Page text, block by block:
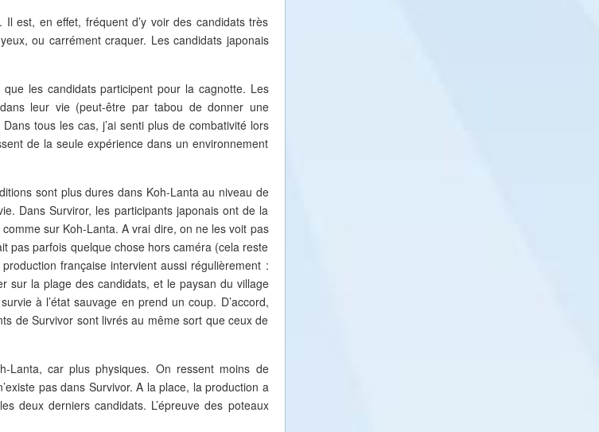
est, en effet, fréquent d’y voir des candidats très
ou carrément craquer. Les candidats japonais
les candidats participent pour la cagnotte. Les
leur vie (peut-être par tabou de donner une
tous les cas, j’ai senti plus de combativité lors
de la seule expérience dans un environnement
sont plus dures dans Koh-Lanta au niveau de
Dans Surviror, les participants japonais ont de la
sur Koh-Lanta. A vrai dire, on ne les voit pas
pas parfois quelque chose hors caméra (cela reste
française intervient aussi régulièrement :
sur la plage des candidats, et le paysan du village
à l’état sauvage en prend un coup. D’accord,
de Survivor sont livrés au même sort que ceux de
Lanta, car plus physiques. On ressent moins de
pas dans Survivor. A la place, la production a
deux derniers candidats. L’épreuve des poteaux